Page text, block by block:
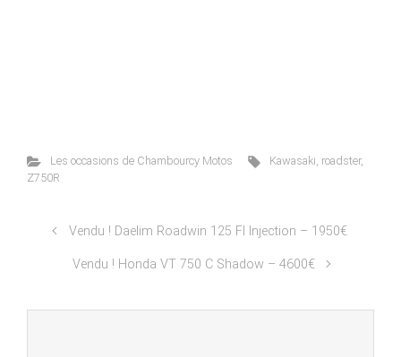
Les occasions de Chambourcy Motos Kawasaki, roadster,
Z750R
Vendu ! Daelim Roadwin 125 FI Injection – 1950€
Vendu ! Honda VT 750 C Shadow – 4600€